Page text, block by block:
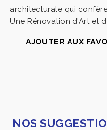
architecturale qui
Une Rénovation d'Art et
AJOUTER AUX
NOS